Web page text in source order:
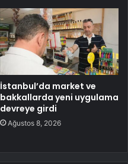
İstanbul’da market ve
bakkallarda yeni uygulama
devreye girdi
Ağustos 8, 2026